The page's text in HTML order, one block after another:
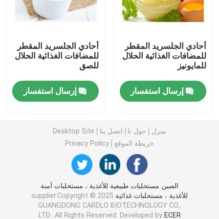
مستحلب الغذاء الصف
مستحلبات غذائية طبيعية
أحادي وثنائي الجلسريد
الجلسرين أحادي ستيارات
مستحلب محسن الكيك
أحادي الجلسريد المقطر
للمضافات الغذائية الحلال
للمايونيز
إرسال استفسار
أحادي الجلسريد المقطر
للمضافات الغذائية الحلال
للصق
إرسال استفسار
منزل حول نا اتصل بنا
Desktop Site
خريطة الموقع
Privacy Policy
الصين مستحلبات طبيعية للأغذية ، مستحلبات آمنة
للأغذية ، مستحلبات غذائية supplier.Copyright © 2025
GUANGDONG CARDLO BIOTECHNOLOGY CO.,
LTD.. All Rights Reserved. Developed by ECER